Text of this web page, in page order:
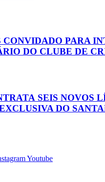
CONVIDADO PARA
DO CLUBE DE
SEIS NOVOS
DO
Youtube